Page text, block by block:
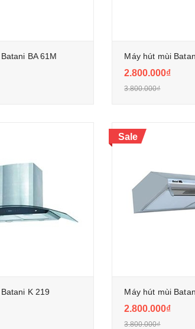
BA 61M Máy hút mùi
2.800.000₫
3.800.000₫
K 219
Sale
Máy hút mùi
2.800.000₫
3.800.000₫